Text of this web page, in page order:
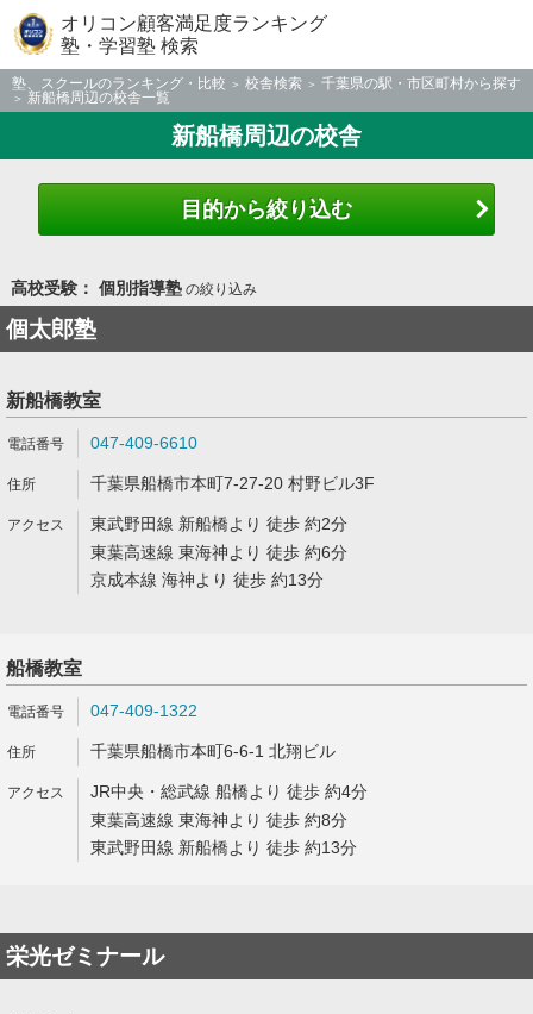
オリコン顧客満足度ランキング
塾・学習塾 検索
塾、スクールのランキング・比較 校舎検索
千葉県の駅・市区町村から探す
新船橋周辺の校舎一覧
新船橋周辺の校舎
目的から絞り込む
高校受験： 個別指導塾の絞り込み
個太郎塾
新船橋教室
047-409-6610
千葉県船橋市本町7-27-20 村野ビル3F
東武野田線 新船橋より 徒歩 約2分
東葉高速線 東海神より 徒歩 約6分
京成本線 海神より 徒歩 約13分
船橋教室
047-409-1322
千葉県船橋市本町6-6-1 北翔ビル
JR中央・総武線 船橋より 徒歩 約4分
東葉高速線 東海神より 徒歩 約8分
東武野田線 新船橋より 徒歩 約13分
栄光ゼミナール